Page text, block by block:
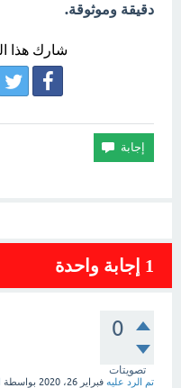
دقيقة وموثوقة.
شارك هذا
1 إجابة واحدة
0
تصويتات
تم الرد عليه فبراير 26، 2020 بواسطة